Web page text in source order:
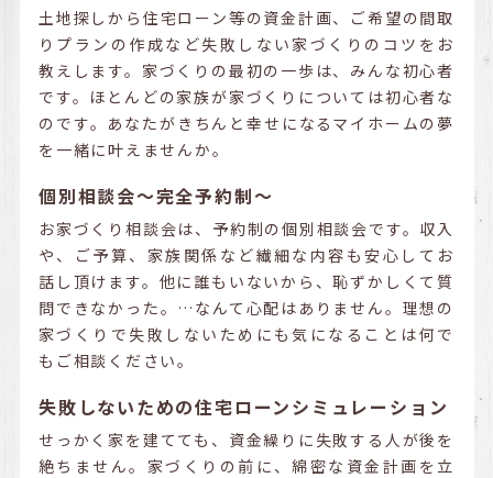
土地探しから住宅ローン等の資金計画、ご希望の間取
りプランの作成など失敗しない家づくりのコツをお
教えします。家づくりの最初の一歩は、みんな初心者
です。ほとんどの家族が家づくりについては初心者な
のです。あなたがきちんと幸せになるマイホームの夢
を一緒に叶えませんか。
個別相談会～完全予約制～
お家づくり相談会は、予約制の個別相談会です。収入
や、ご予算、家族関係など繊細な内容も安心してお
話し頂けます。他に誰もいないから、恥ずかしくて質
問できなかった。…なんて心配はありません。理想の
家づくりで失敗しないためにも気になることは何で
もご相談ください。
失敗しないための住宅ローンシミュレーション
せっかく家を建てても、資金繰りに失敗する人が後を
絶ちません。家づくりの前に、綿密な資金計画を立